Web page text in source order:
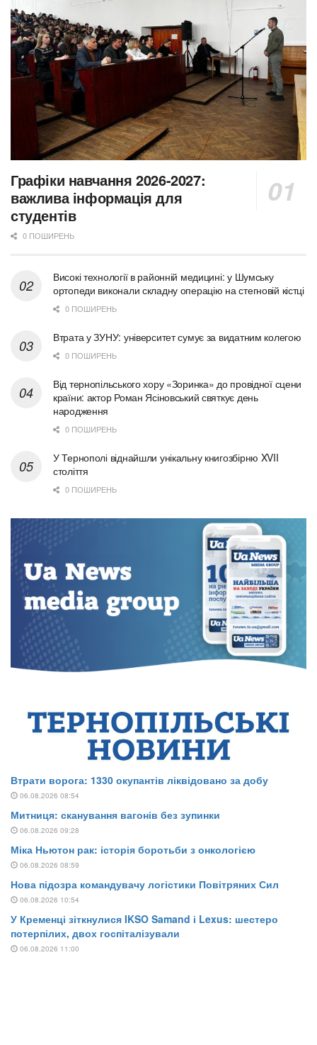
Графіки навчання 2026-2027:
важлива інформація для
студентів
0 ПОШИРЕНЬ
Високі технології в районній медицині: у Шумську
ортопеди виконали складну операцію на стегновій кістці
0 ПОШИРЕНЬ
Втрата у ЗУНУ: університет сумує за видатним колегою
0 ПОШИРЕНЬ
Від тернопільського хору «Зоринка» до провідної сцени
країни: актор Роман Ясіновський святкує день
народження
0 ПОШИРЕНЬ
У Тернополі віднайшли унікальну книгозбірню XVII
століття
0 ПОШИРЕНЬ